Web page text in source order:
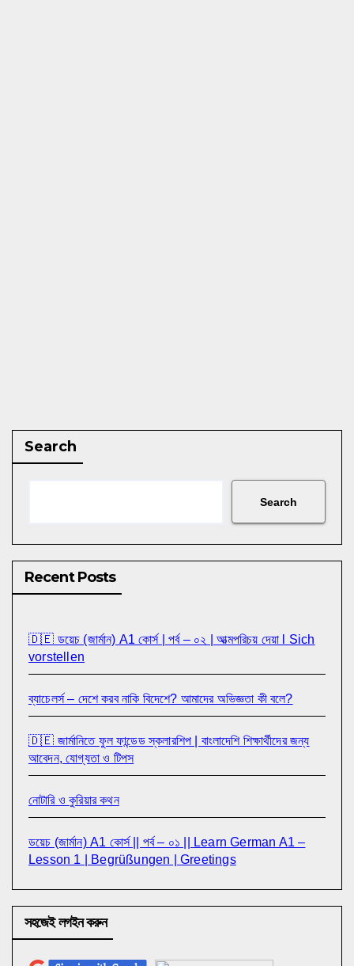
Search
Search
Recent Posts
🇩🇪 ডয়েচ (জার্মান) A1 কোর্স | পর্ব – ০২ | আত্মপরিচয় দেয়া l Sich
vorstellen
ব্যাচেলর্স – দেশে করব নাকি বিদেশে? আমাদের অভিজ্ঞতা কী বলে?
🇩🇪 জার্মানিতে ফুল ফান্ডেড স্কলারশিপ | বাংলাদেশি শিক্ষার্থীদের জন্য
আবেদন, যোগ্যতা ও টিপস
নোটারি ও কুরিয়ার কথন
ডয়েচ (জার্মান) A1 কোর্স || পর্ব – ০১ || Learn German A1 –
Lesson 1 | Begrüßungen | Greetings
সহজেই লগইন করুন